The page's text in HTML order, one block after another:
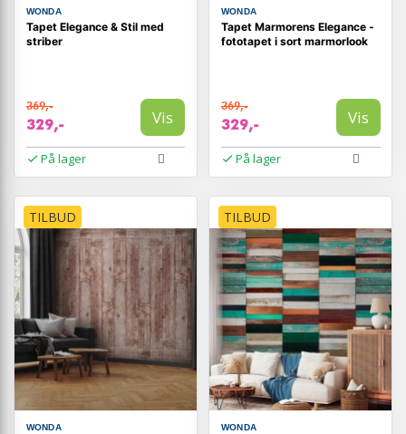
WONDA
Tapet Elegance & Stil med
striber
369,-
329,- Vis
På lager
WONDA
Tapet Marmorens Elegance -
fototapet i sort marmorlook
369,-
329,- Vis
På lager
TILBUD
WONDA
TILBUD
WONDA